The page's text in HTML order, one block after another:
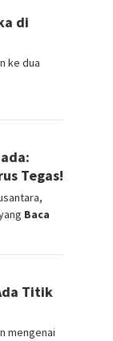
di
ke dua
Tegas!
Baca
Titik
mengenai